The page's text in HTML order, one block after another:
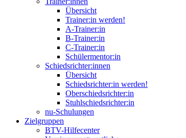
Übersicht
Trainer:in werden!
A-Trainer:in
B-Trainer:in
C-Trainer:in
Schülermentor:in
Schiedsrichter:innen
Übersicht
Schiedsrichter:in werden!
Oberschiedsrichter:in
Stuhlschiedsrichter:in
nu-Schulungen
Zielgruppen
BTV-Hilfecenter